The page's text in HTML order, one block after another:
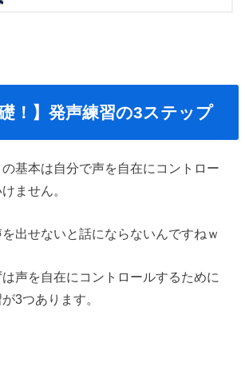
！】発声練習の3ステップ
の基本は自分で声を自在にコントロー
ません。
出せないと話にならないんですねｗ
声を自在にコントロールするために
3つあります。